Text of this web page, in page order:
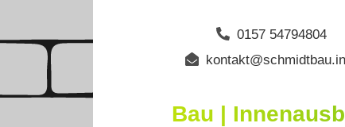
0157 54794804
Bau |